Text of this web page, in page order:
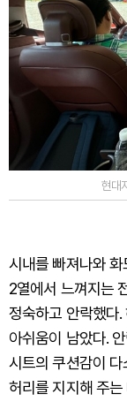
현대
시내를 빠져나와
2열에서 느껴지는
정숙하고 안락했다.
아쉬움이 남았다.
시트의 쿠션감이 다
허리를 지지해 주